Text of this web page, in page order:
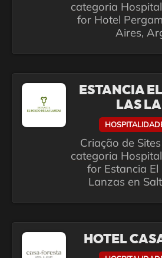
categoria
for Hotel
Aires,
ESTANCIA
LAS
Criação de
categoria
for Estancia
Lanzas en
HOTEL